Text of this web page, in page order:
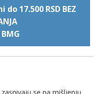
17.500 RSD BEZ